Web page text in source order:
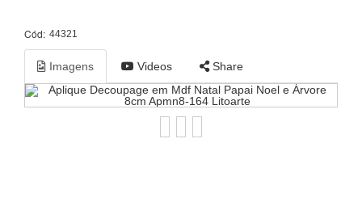
Cód: 44321
Imagens Videos Share